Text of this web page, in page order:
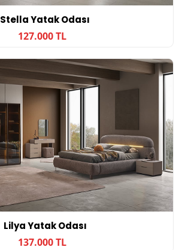
Stella Yatak Odası
127.000 TL
Lilya Yatak Odası
137.000 TL